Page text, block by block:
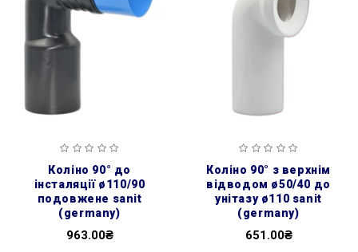
коліно 90° до
інсталяції ø110/90
подовжене sanit
(germany)
963.00₴
коліно 90° з верхнім
відводом ø50/40 до
унітазу ø110 sanit
(germany)
651.00₴